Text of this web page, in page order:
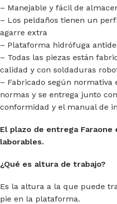
– Manejable y fácil de
– Los peldaños tienen un
agarre extra
– Plataforma hidrófuga
– Todas las piezas están
calidad y con soldaduras
– Fabricado según
normas y se entrega junto
conformidad y el manual de
El plazo de entrega Faraone
laborables.
¿Qué es altura de trabajo?
Es la altura a la que puede
pie en la plataforma.